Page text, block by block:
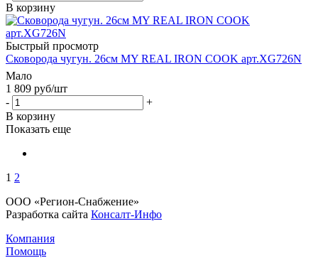
В корзину
Быстрый просмотр
Сковорода чугун. 26см MY REAL IRON COOK арт.XG726N
Мало
1 809 руб/шт
-
+
В корзину
Показать еще
1 2
ООО «Регион-Снабжение»
Разработка сайта Консалт-Инфо
Компания
Помощь